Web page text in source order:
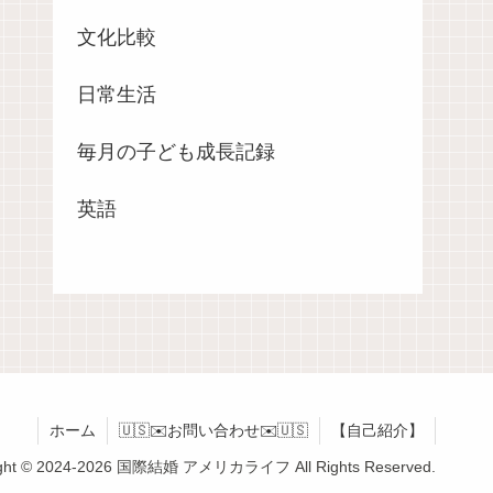
文化比較
日常生活
毎月の子ども成長記録
英語
ホーム 🇺🇸✉️お問い合わせ✉️🇺🇸 【自己紹介】
© 2024-2026 国際結婚 アメリカライフ All Rights Reserved.